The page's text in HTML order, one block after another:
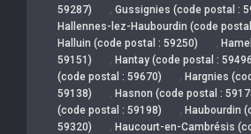
59287)
, Gussignies (code postal :
Hallennes-lez-Haubourdin (code
Halluin (code postal : 59250) ,
59151)
, Hantay (code postal :
(code postal : 59670)
, Hargnies
59138)
, Hasnon (code postal :
(code postal : 59198)
, Haubourdin
59320)
, Haucourt-en-Cambrésis